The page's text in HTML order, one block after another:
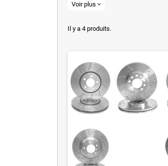
Valeur de friction maximale
Dimensions d'origine
Poids réduit de 20% en
Homologué pour le contrôle
Voir plus expand_more
Il y a 4 produits.